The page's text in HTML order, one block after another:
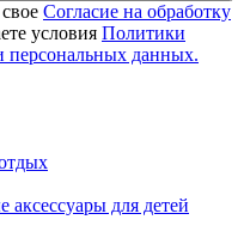
Согласие на обработку
условия Политики
персональных данных.
аксессуары для детей